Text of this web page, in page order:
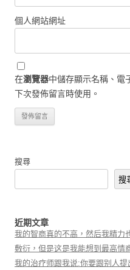
個人網站網址
在瀏覽器中儲存顯示名稱、電
下次發佈留言時使用。
搜尋
搜
近期文章
我的智商真的不高，然后我精力
敷衍，但是这是我能想到最高情
我的治疗师跟我说:你要跟别人